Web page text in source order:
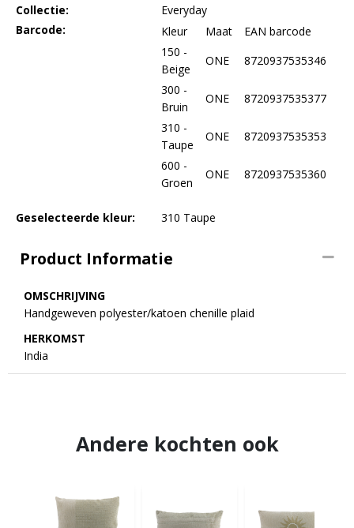
Collectie:
Everyday
Barcode:
Kleur Maat
EAN barcode
150 -
Beige
ONE
8720937535346
300 -
Bruin
ONE
8720937535377
310 -
Taupe
ONE
8720937535353
600 -
Groen
ONE 8720937535360
Geselecteerde kleur: 310 Taupe
Product Informatie
OMSCHRIJVING
Handgeweven polyester/katoen chenille plaid
HERKOMST
India
Andere kochten ook